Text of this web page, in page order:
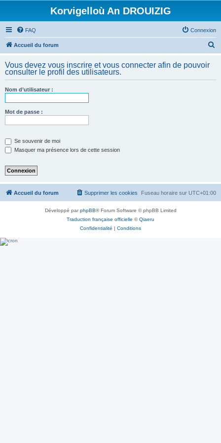
Korvigelloù An DROUIZIG
FAQ Connexion
Accueil du forum
h
Vous devez vous inscrire et vous connecter afin de pouvoir
consulter le profil des utilisateurs.
Nom d’utilisateur :
Mot de passe :
Se souvenir de moi
Masquer ma présence lors de cette session
Accueil du forum Fuseau horaire sur UTC+01:00
Supprimer les cookies
Développé parphpBB® Forum Software © phpBB Limited
Traduction française officielle ©Qiaeru
Confidentialité | Conditions